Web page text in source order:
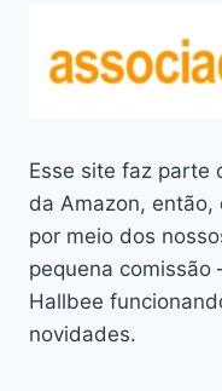
Esse site faz parte
da Amazon, então,
por meio dos
pequena comissão
Hallbee
novidades.